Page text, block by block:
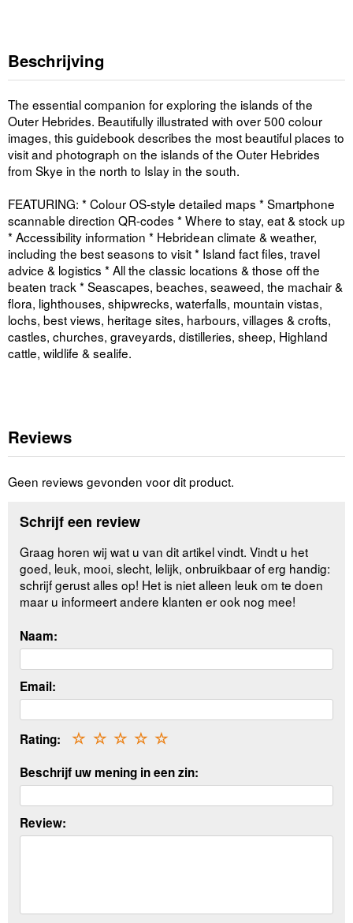
Beschrijving
The essential companion for exploring the islands of the
Outer Hebrides. Beautifully illustrated with over 500 colour
images, this guidebook describes the most beautiful places to
visit and photograph on the islands of the Outer Hebrides
from Skye in the north to Islay in the south.
FEATURING: * Colour OS-style detailed maps * Smartphone
scannable direction QR-codes * Where to stay, eat & stock up
* Accessibility information * Hebridean climate & weather,
including the best seasons to visit * Island fact files, travel
advice & logistics * All the classic locations & those off the
beaten track * Seascapes, beaches, seaweed, the machair &
flora, lighthouses, shipwrecks, waterfalls, mountain vistas,
lochs, best views, heritage sites, harbours, villages & crofts,
castles, churches, graveyards, distilleries, sheep, Highland
cattle, wildlife & sealife.
Reviews
Geen reviews gevonden voor dit product.
Schrijf een review
Graag horen wij wat u van dit artikel vindt. Vindt u het
goed, leuk, mooi, slecht, lelijk, onbruikbaar of erg handig:
schrijf gerust alles op! Het is niet alleen leuk om te doen
maar u informeert andere klanten er ook nog mee!
Naam:
Email:
Rating: ☆
☆
☆
☆
☆
Beschrijf uw mening in een zin:
Review: